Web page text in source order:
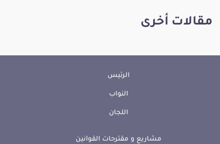
مقالات أخرى
الرئيس
النواب
اللجان
مشاريع و مقترحات القوانين